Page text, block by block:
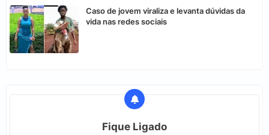
Caso de jovem viraliza e levanta dúvidas da
vida nas redes sociais
Fique Ligado